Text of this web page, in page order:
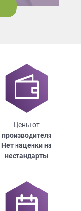
Цены от
производителя
Нет наценки на
нестандарты